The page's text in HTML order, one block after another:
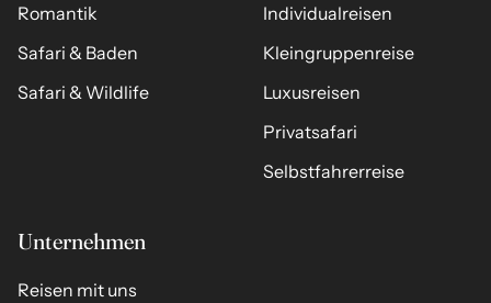
Romantik
Safari & Baden
Safari & Wildlife
Individualreisen
Kleingruppenreise
Luxusreisen
Privatsafari
Selbstfahrerreise
Unternehmen
Reisen mit uns